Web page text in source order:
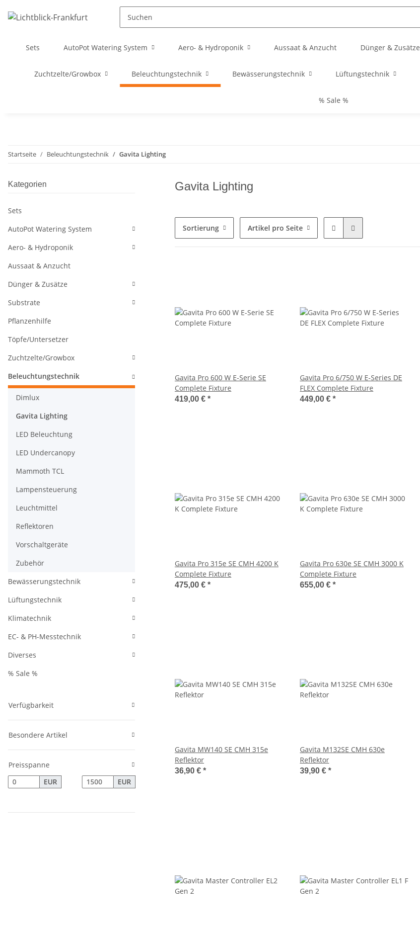
Sets AutoPot Watering System Aero- & Hydroponik Aussaat & Anzucht Dünger & Zusätze
Zuchtzelte/Growbox Beleuchtungstechnik Bewässerungstechnik Lüftungstechnik
% Sale %
Startseite Beleuchtungstechnik Gavita Lighting
Gavita Lighting
Sortierung Artikel pro Seite
Gavita Pro 600 W E-Serie SE
Complete Fixture
419,00 € *
Gavita Pro 6/750 W E-Series DE
FLEX Complete Fixture
449,00 € *
Gavita Pro 315e SE CMH 4200 K
Complete Fixture
475,00 € *
Gavita Pro 630e SE CMH 3000 K
Complete Fixture
655,00 € *
Gavita MW140 SE CMH 315e
Reflektor
36,90 € *
Gavita M132SE CMH 630e
Reflektor
39,90 € *
Kategorien
Sets
AutoPot Watering System
Aero- & Hydroponik
Aussaat & Anzucht
Dünger & Zusätze
Substrate
Pflanzenhilfe
Töpfe/Untersetzer
Zuchtzelte/Growbox
Beleuchtungstechnik
Dimlux
Gavita Lighting
LED Beleuchtung
LED Undercanopy
Mammoth TCL
Lampensteuerung
Leuchtmittel
Reflektoren
Vorschaltgeräte
Zubehör
Bewässerungstechnik
Lüftungstechnik
Klimatechnik
EC- & PH-Messtechnik
Diverses
% Sale %
Verfügbarkeit
Besondere Artikel
Preisspanne
EUR
EUR